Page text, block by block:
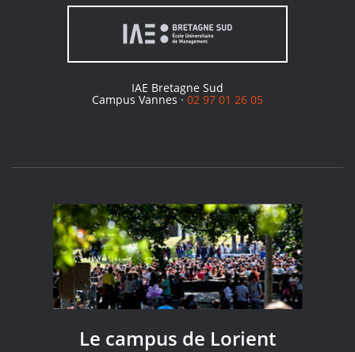
IAE Bretagne Sud
Campus Vannes ·02 97 01 26 05
Le campus de Lorient